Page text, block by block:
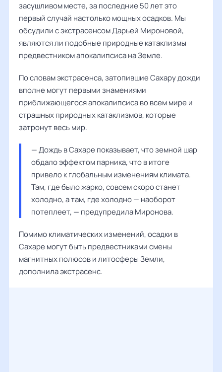
засушливом месте, за последние 50 лет это
первый случай настолько мощных осадков. Мы
обсудили с экстрасенсомДарьей Мироновой,
являются ли подобные природные катаклизмы
предвестником апокалипсиса на Земле.
По словам экстрасенса, затопившие Сахару дожди
вполне могут первыми знамениями
приближающегося апокалипсиса во всем мире и
страшных природных катаклизмов, которые
затронут весь мир.
— Дождь в Сахаре показывает, что земной шар
обдало эффектом парника, что в итоге
привело к глобальным изменениям климата.
Там, где было жарко, совсем скоро станет
холодно, а там, где холодно — наоборот
потеплеет, — предупредила Миронова.
Помимо климатических изменений, осадки в
Сахаре могут быть предвестниками смены
магнитных полюсов и литосферы Земли,
дополнила экстрасенс.